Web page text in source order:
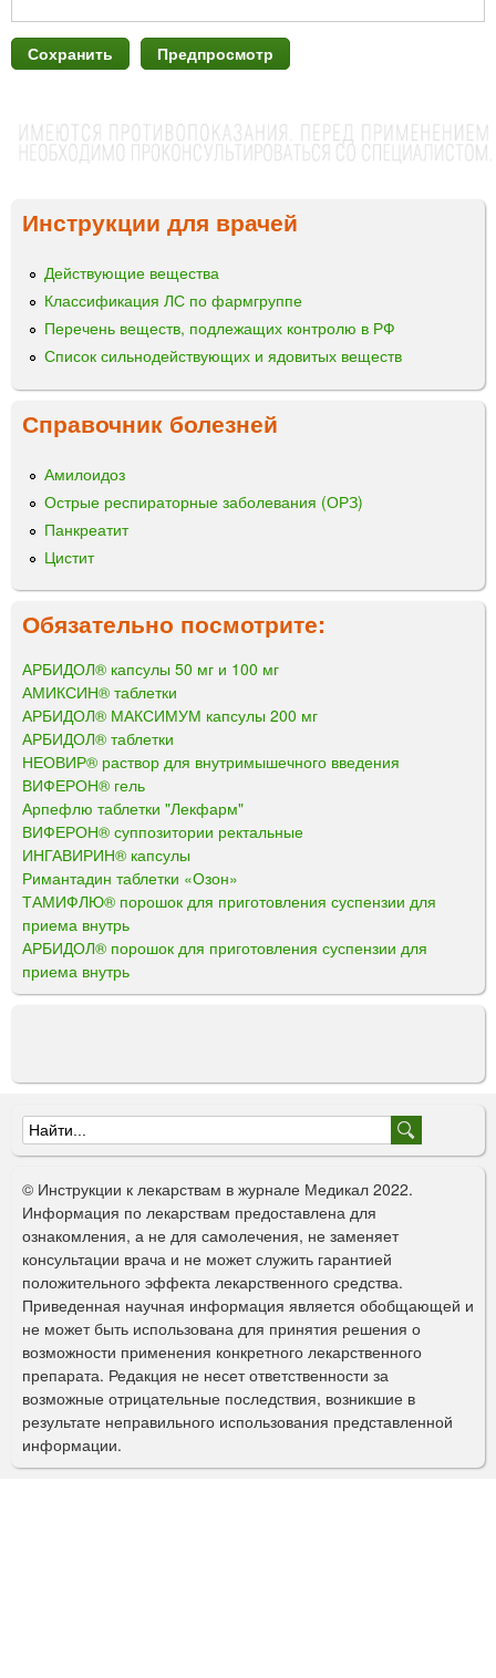
Инструкции для врачей
Действующие вещества
Классификация ЛС по фармгруппе
Перечень веществ, подлежащих контролю в РФ
Список сильнодействующих и ядовитых веществ
Справочник болезней
Амилоидоз
Острые респираторные заболевания (ОРЗ)
Панкреатит
Цистит
Обязательно посмотрите:
АРБИДОЛ® капсулы 50 мг и 100 мг
АМИКСИН® таблетки
АРБИДОЛ® МАКСИМУМ капсулы 200 мг
АРБИДОЛ® таблетки
НЕОВИР® раствор для внутримышечного введения
ВИФЕРОН® гель
Арпефлю таблетки "Лекфарм"
ВИФЕРОН® суппозитории ректальные
ИНГАВИРИН® капсулы
Римантадин таблетки «Озон»
ТАМИФЛЮ® порошок для приготовления суспензии для
приема внутрь
АРБИДОЛ® порошок для приготовления суспензии для
приема внутрь
Ф
о
р
м
а
п
о
и
с
к
© Инструкции к лекарствам в журнале Медикал 2022.
Информация по лекарствам предоставлена для
ознакомления, а не для самолечения, не заменяет
консультации врача и не может служить гарантией
положительного эффекта лекарственного средства.
Приведенная научная информация является обобщающей и
не может быть использована для принятия решения о
возможности применения конкретного лекарственного
препарата. Редакция не несет ответственности за
возможные отрицательные последствия, возникшие в
результате неправильного использования представленной
информации.